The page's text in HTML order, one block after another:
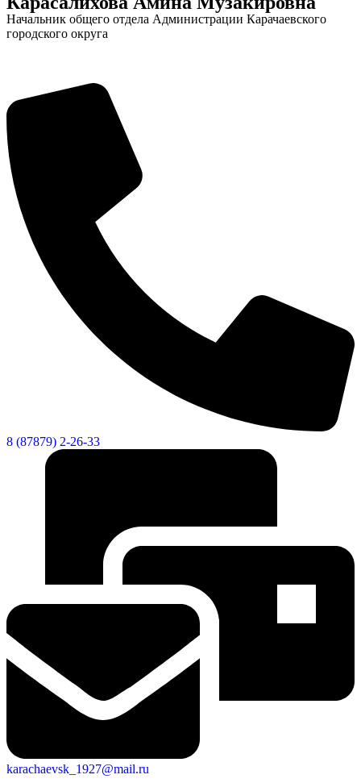
Начальник общего отдела Администрации Карачаевского
городского округа
8 (87879) 2-26-33
karachaevsk_1927@mail.ru